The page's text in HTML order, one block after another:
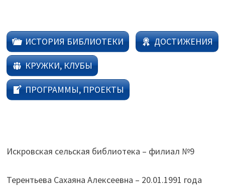
ИСТОРИЯ БИБЛИОТЕКИ ДОСТИЖЕНИЯ
КРУЖКИ, КЛУБЫ
ПРОГРАММЫ, ПРОЕКТЫ
Искровская сельская библиотека – филиал №9
Терентьева Сахаяна Алексеевна – 20.01.1991 года